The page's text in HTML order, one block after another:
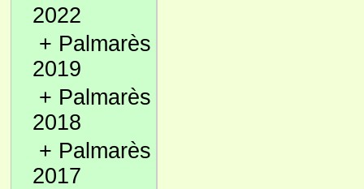
2022
+ Palmarès
2019
+ Palmarès
2018
+ Palmarès
2017